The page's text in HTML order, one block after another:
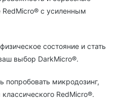
с усиленным
состояние и стать
выбор DarkMicro®.
попробовать микродозинг,
RedMicro®.